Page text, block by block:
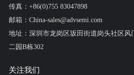
传真：+86(0)755 83047898
邮箱：China-sales@advsemi.com
地址：深圳市龙岗区坂田街道岗头社区风
二园B栋302
关注我们